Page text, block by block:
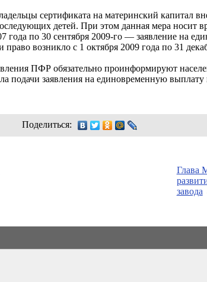
сертификата на материнский капитал
детей. При этом данная мера носит
года по 30 сентября 2009-го— заявление на
право возникло с 1 октября 2009 года по 31
ПФР обязательно проинформируют
подачи заявления на единовременную
Поделиться:
Глава
завода